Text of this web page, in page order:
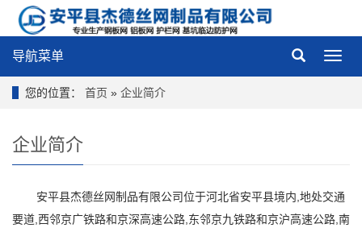
导
导航菜单
您的位置： 首页 » 企业简介
企业简介
安平县杰德丝网制品有限公司位于河北省安平县境内,地处交通
要道,西邻京广铁路和京深高速公路,东邻京九铁路和京沪高速公路,南